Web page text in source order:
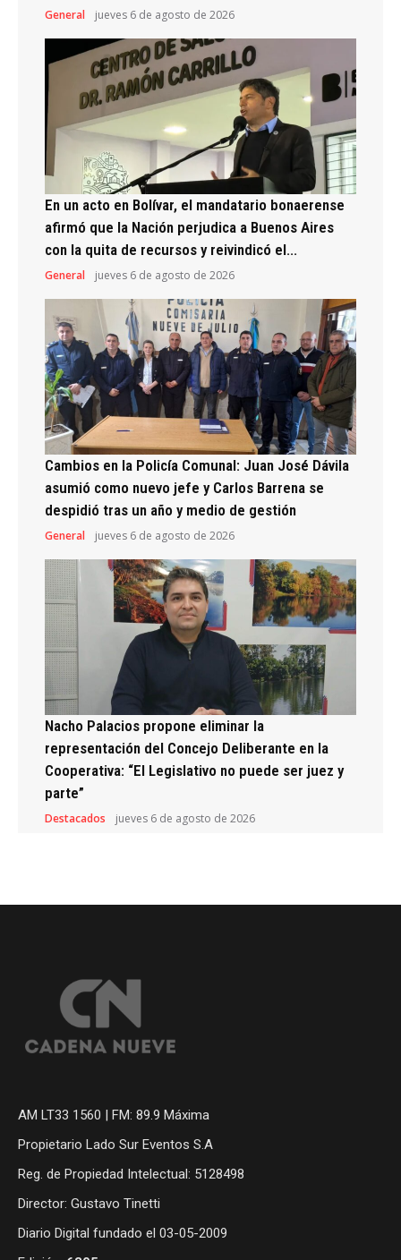
General jueves 6 de agosto de 2026
En un acto en Bolívar, el mandatario bonaerense
afirmó que la Nación perjudica a Buenos Aires
con la quita de recursos y reivindicó el...
General jueves 6 de agosto de 2026
Cambios en la Policía Comunal: Juan José Dávila
asumió como nuevo jefe y Carlos Barrena se
despidió tras un año y medio de gestión
General jueves 6 de agosto de 2026
Nacho Palacios propone eliminar la
representación del Concejo Deliberante en la
Cooperativa: “El Legislativo no puede ser juez y
parte”
Destacados jueves 6 de agosto de 2026
AM LT33 1560 | FM: 89.9 Máxima
Propietario Lado Sur Eventos S.A
Reg. de Propiedad Intelectual: 5128498
Director: Gustavo Tinetti
Diario Digital fundado el 03-05-2009